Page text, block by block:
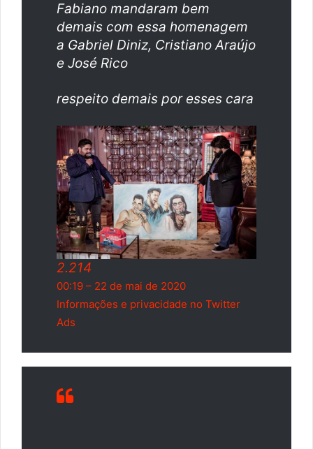
Fabiano mandaram bem
demais com essa homenagem
a Gabriel Diniz, Cristiano Araújo
e José Rico
respeito demais por esses cara
2.214
00:19 – 22 de mai de 2020
Informações e privacidade no Twitter
Ads